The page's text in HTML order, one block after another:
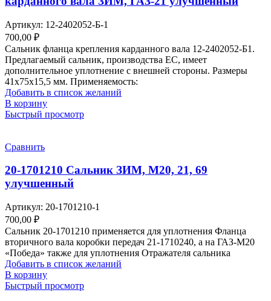
Артикул: 12-2402052-Б-1
700,00 ₽
Сальник фланца крепления карданного вала 12-2402052-Б1.
Предлагаемый сальник, производства ЕС, имеет
дополнительное уплотнение с внешней стороны. Размеры
41х75х15,5 мм. Применяемость:
Добавить в список желаний
В корзину
Быстрый просмотр
Сравнить
20-1701210 Сальник ЗИМ, М20, 21, 69
улучшенный
Артикул: 20-1701210-1
700,00 ₽
Сальник 20-1701210 применяется для уплотнения Фланца
вторичного вала коробки передач 21-1710240, а на ГАЗ-М20
«Победа» также для уплотнения Отражателя сальника
Добавить в список желаний
В корзину
Быстрый просмотр